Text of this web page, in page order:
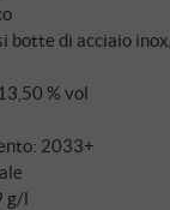
una colata lavica
vinificazione
botte di acciaio
% vol
2033+
g/l